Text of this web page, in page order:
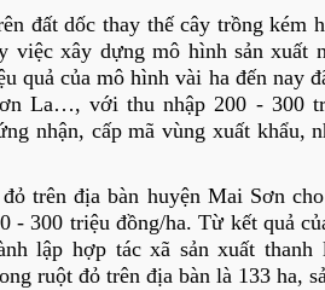
đất dốc thay thế cây trồng kém
việc xây dựng mô hình sản xuất
quả của mô hình vài ha đến nay
La…, với thu nhập 200 - 300
nhận, cấp mã vùng xuất khẩu,
trên địa bàn huyện Mai Sơn
- 300 triệu đồng/ha. Từ kết quả
lập hợp tác xã sản xuất thanh
ruột đỏ trên địa bàn là 133 ha,